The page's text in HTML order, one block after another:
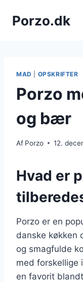
Porzo.dk
MAD OPSKRIFTER
Porzo
og bær
Af Porzo 12.
Hvad er
Porzo er en
danske køkken
og smagfulde
med forskellige
en favorit